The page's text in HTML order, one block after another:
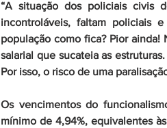
“A situação dos policiais civis
incontroláveis, faltam policiais
população como fica? Pior
salarial que sucateia as
Por isso, o risco de uma
Os vencimentos do
mínimo de 4,94%, equivalentes